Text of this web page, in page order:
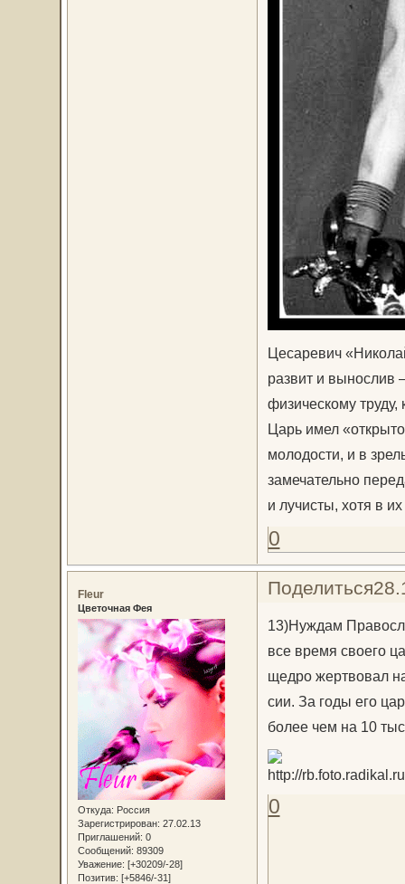
Цесаревич
развит и вынослив
физическому
Царь имел
молодости, и в
замечательно
и лучисты, хотя в
0
Поделиться
Fleur
Цветочная Фея
Откуда: Россия
Зарегистрирован: 27.02.13
Приглашений: 0
Сообщений: 89309
Уважение: [+30209/-28]
Позитив: [+5846/-31]
13)Нуж­дам
все вре­мя сво­е­го
щед­ро жерт­во­вал
сии. За го­ды его
бо­лее чем на 10
0